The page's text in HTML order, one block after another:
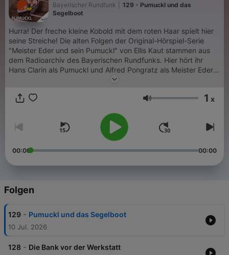
Bayerischer Rundfunk
129 - Pumuckl und das
Segelboot
Hurra! Der freche kleine Kobold mit dem roten Haar spielt hier
seine Streiche! Die alten Folgen der Original-Hörspiel-Serie
"Meister Eder und sein Pumuckl" von Ellis Kaut stammen aus
dem Radioarchiv des Bayerischen Rundfunks. Hier hört ihr
Hans Clarin als Pumuckl und Alfred Pongratz als Meister Eder.
Ein Hörgenuss für alle großen und kleinen Fans des
Lautstärke 1 x
00:00 00:00
Folgen
129 - Pumuckl und das Segelboot
10 Jul. 2026
128 - Die Bank vor der Werkstatt